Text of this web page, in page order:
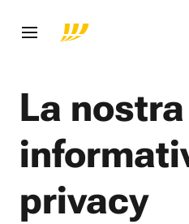
La nostra
privacy